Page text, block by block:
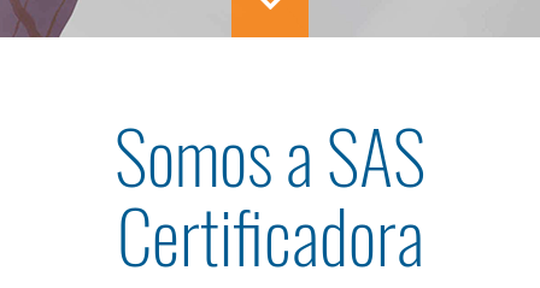
Somos a SAS
Certificadora